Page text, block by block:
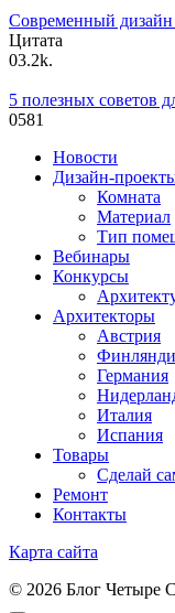
Современный дизайн
Цитата
03.2k.
5 полезных советов
0581
Новости
Дизайн-
Комната
Материал
Тип
Вебинары
Конкурсы
Архитекторы
Австрия
Германия
Италия
Испания
Товары
Сделай
Ремонт
Контакты
Карта сайта
© 2026 Блог Четыре